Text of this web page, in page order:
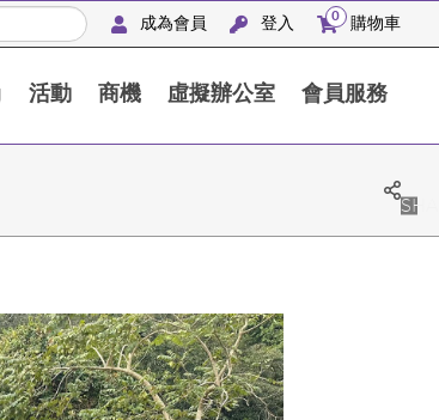
成為會員 登入 0 購物車
活動 商機 虛擬辦公室 會員服務